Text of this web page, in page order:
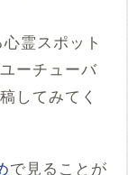
霊スポット
ーチューバ
してみてく
で見ることが